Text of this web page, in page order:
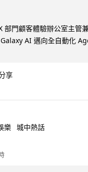
門顧客體驗辦公室主管
AI 邁向全自動化
享
樂 城中熱話